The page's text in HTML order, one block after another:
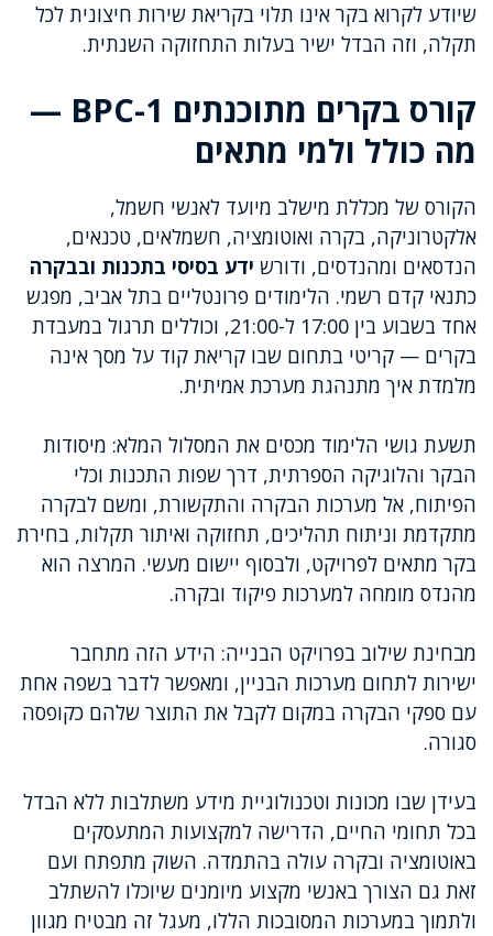
שיודע לקרוא בקר אינו תלוי בקריאת שירות חיצונית לכל
תקלה, וזה הבדל ישיר בעלות התחזוקה השנתית.
קורס בקרים מתוכנתים BPC-1 —
מה כולל ולמי מתאים
הקורס של מכללת מישלב מיועד לאנשי חשמל,
אלקטרוניקה, בקרה ואוטומציה, חשמלאים, טכנאים,
הנדסאים ומהנדסים, ודורש ידע בסיסי בתכנות ובבקרה
כתנאי קדם רשמי. הלימודים פרונטליים בתל אביב, מפגש
אחד בשבוע בין 17:00 ל-21:00, וכוללים תרגול במעבדת
בקרים — קריטי בתחום שבו קריאת קוד על מסך אינה
מלמדת איך מתנהגת מערכת אמיתית.
תשעת גושי הלימוד מכסים את המסלול המלא: מיסודות
הבקר והלוגיקה הספרתית, דרך שפות התכנות וכלי
הפיתוח, אל מערכות הבקרה והתקשורת, ומשם לבקרה
מתקדמת וניתוח תהליכים, תחזוקה ואיתור תקלות, בחירת
בקר מתאים לפרויקט, ולבסוף יישום מעשי. המרצה הוא
מהנדס מומחה למערכות פיקוד ובקרה.
מבחינת שילוב בפרויקט הבנייה: הידע הזה מתחבר
ישירות לתחום מערכות הבניין, ומאפשר לדבר בשפה אחת
עם ספקי הבקרה במקום לקבל את התוצר שלהם כקופסה
סגורה.
בעידן שבו מכונות וטכנולוגיית מידע משתלבות ללא הבדל
בכל תחומי החיים, הדרישה למקצועות המתעסקים
באוטומציה ובקרה עולה בהתמדה. השוק מתפתח ועם
זאת גם הצורך באנשי מקצוע מיומנים שיוכלו להשתלב
ולתמוך במערכות המסובכות הללו, מעגל זה מבטיח מגוון